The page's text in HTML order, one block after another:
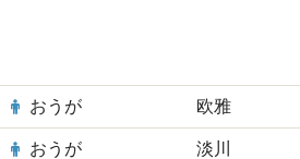
おうが 欧雅
おうが 淡川